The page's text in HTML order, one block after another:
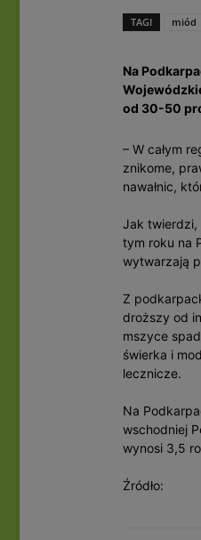
TAGI miód
Na
od 30-50
– W całym
znikome,
nawałnic,
Jak twierdzi,
tym roku na
wytwarzają
Z
droższy od
mszyce
świerka i
lecznicze.
Na
wschodniej
wynosi 3,5
Źródło: